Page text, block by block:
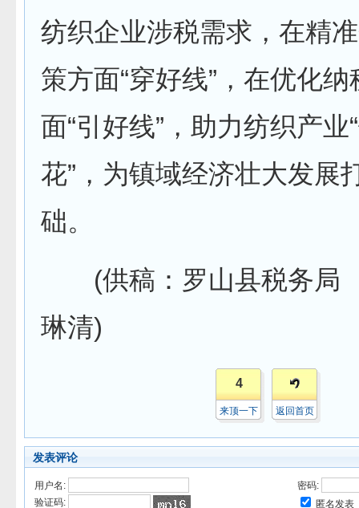
纺织企业涉税需求，在精
策方面“穿好线”，在优化
面“引好线”，助力纺织产业
花”，为镇域经济壮大发展
础。
(供稿：罗山县税务局
琳清)
4
来顶一下 返回首页
发表评论
用户名:
密码:
验证码:
匿名发表